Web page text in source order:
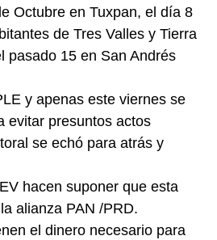
Octubre en Tuxpan, el día 8
de Tres Valles y Tierra
pasado 15 en San Andrés
y apenas este viernes se
evitar presuntos actos
se echó para atrás y
hacen suponer que esta
alianza PAN /PRD.
el dinero necesario para